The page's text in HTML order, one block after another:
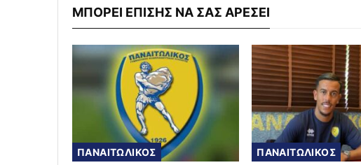
ΜΠΟΡΕΙ ΕΠΙΣΗΣ ΝΑ ΣΑΣ ΑΡΕΣΕΙ
ΠΑΝΑΙΤΩΛΙΚΟΣ ΠΑΝΑΙΤΩΛΙΚΟΣ